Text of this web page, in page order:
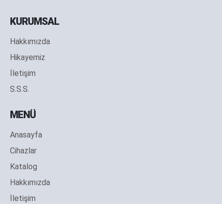
KURUMSAL
Hakkımızda
Hikayemiz
İletişim
S.S.S.
MENÜ
Anasayfa
Cihazlar
Katalog
Hakkımızda
İletişim